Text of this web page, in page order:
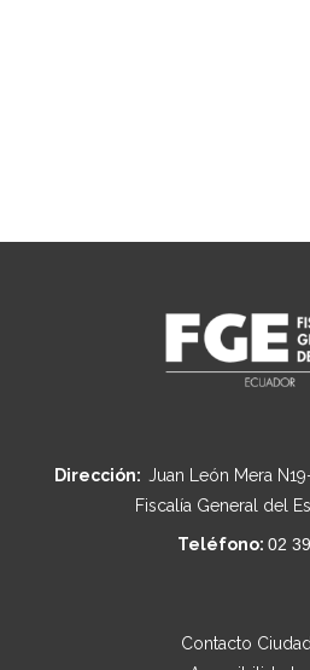
Dirección: Juan León Mera
Fiscalía General del
Teléfono: 02
Contacto